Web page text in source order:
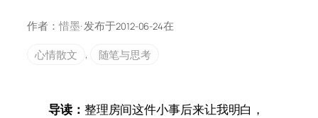
作者： 惜墨· 发布于2012-06-24在
心情散文
, 随笔与思考
导读： 整理房间这件小事后来让我明白，